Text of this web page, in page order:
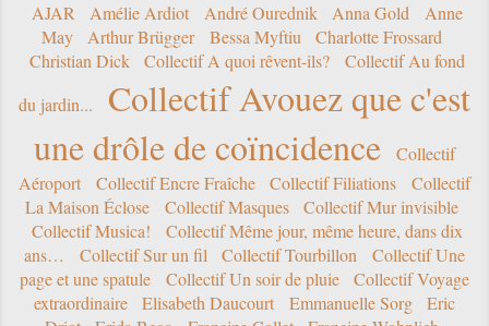
AJAR Amélie Ardiot André Ourednik Anna Gold
Anne
May
Arthur Brügger Bessa Myftiu
Charlotte Frossard
Christian Dick
Collectif A quoi rêvent-ils?
Collectif Au fond
du jardin...
Collectif Avouez que c'est
une drôle de coïncidence
Collectif
Aéroport
Collectif Encre Fraîche Collectif Filiations
Collectif
La Maison Éclose
Collectif Masques
Collectif Mur invisible
Collectif Musica!
Collectif Même jour, même heure, dans dix
ans…
Collectif Sur un fil Collectif Tourbillon
Collectif Une
page et une spatule
Collectif Un soir de pluie
Collectif Voyage
extraordinaire
Elisabeth Daucourt Emmanuelle Sorg
Eric